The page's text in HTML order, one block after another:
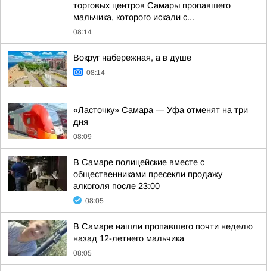
торговых центров Самары пропавшего
мальчика, которого искали с...
08:14
Вокруг набережная, а в душе
08:14
«Ласточку» Самара — Уфа отменят на три
дня
08:09
В Самаре полицейские вместе с
общественниками пресекли продажу
алкоголя после 23:00
08:05
В Самаре нашли пропавшего почти неделю
назад 12-летнего мальчика
08:05